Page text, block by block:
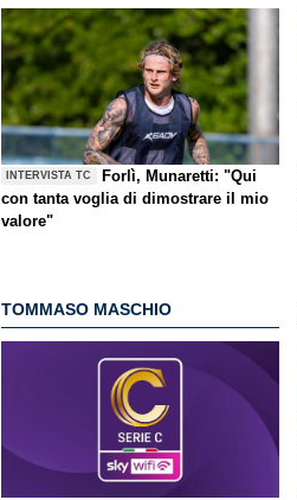
INTERVISTA TC
Forlì, Munaretti: "Qui
con tanta voglia di dimostrare il mio
valore"
TOMMASO MASCHIO